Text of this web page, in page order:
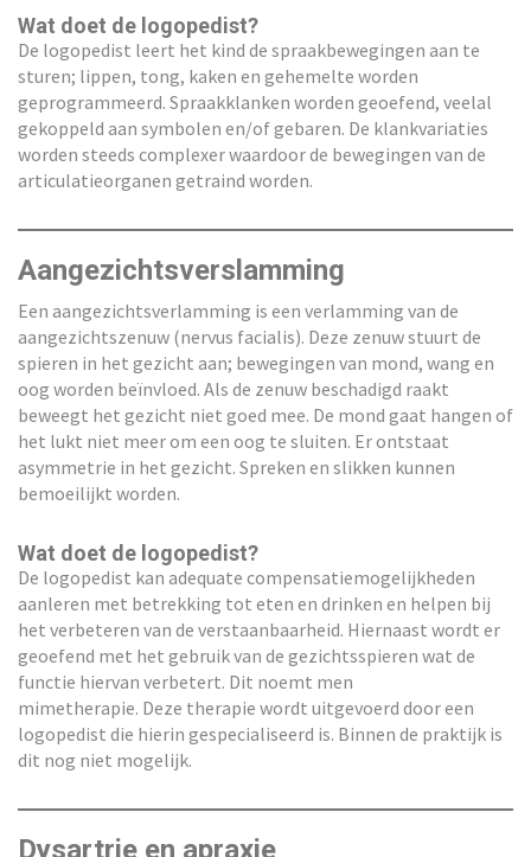
Wat doet de logopedist?
De logopedist leert het kind de spraakbewegingen aan te
sturen; lippen, tong, kaken en gehemelte worden
geprogrammeerd. Spraakklanken worden geoefend, veelal
gekoppeld aan symbolen en/of gebaren. De klankvariaties
worden steeds complexer waardoor de bewegingen van de
articulatieorganen getraind worden.
Aangezichtsverslamming
Een aangezichtsverlamming is een verlamming van de
aangezichtszenuw (nervus facialis). Deze zenuw stuurt de
spieren in het gezicht aan; bewegingen van mond, wang en
oog worden beïnvloed. Als de zenuw beschadigd raakt
beweegt het gezicht niet goed mee. De mond gaat hangen of
het lukt niet meer om een oog te sluiten. Er ontstaat
asymmetrie in het gezicht. Spreken en slikken kunnen
bemoeilijkt worden.
Wat doet de logopedist?
De logopedist kan adequate compensatiemogelijkheden
aanleren met betrekking tot eten en drinken en helpen bij
het verbeteren van de verstaanbaarheid. Hiernaast wordt er
geoefend met het gebruik van de gezichtsspieren wat de
functie hiervan verbetert. Dit noemt men
mimetherapie. Deze therapie wordt uitgevoerd door een
logopedist die hierin gespecialiseerd is. Binnen de praktijk is
dit nog niet mogelijk.
Dysartrie en apraxie